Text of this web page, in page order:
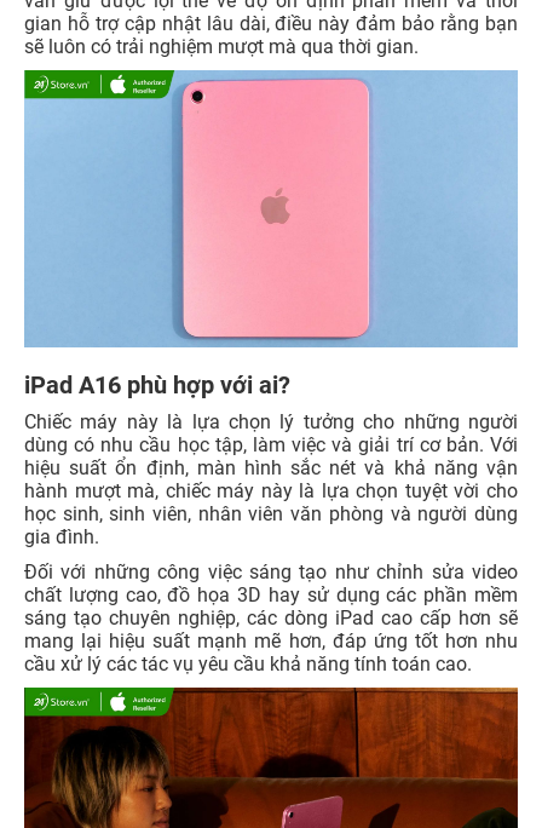
gian hỗ trợ cập nhật lâu dài, điều này đảm bảo rằng bạn
sẽ luôn có trải nghiệm mượt mà qua thời gian.
iPad A16 phù hợp với ai?
Chiếc máy này là lựa chọn lý tưởng cho những người
dùng có nhu cầu học tập, làm việc và giải trí cơ bản. Với
hiệu suất ổn định, màn hình sắc nét và khả năng vận
hành mượt mà, chiếc máy này là lựa chọn tuyệt vời cho
học sinh, sinh viên, nhân viên văn phòng và người dùng
gia đình.
Đối với những công việc sáng tạo như chỉnh sửa video
chất lượng cao, đồ họa 3D hay sử dụng các phần mềm
sáng tạo chuyên nghiệp, các dòng iPad cao cấp hơn sẽ
mang lại hiệu suất mạnh mẽ hơn, đáp ứng tốt hơn nhu
cầu xử lý các tác vụ yêu cầu khả năng tính toán cao.